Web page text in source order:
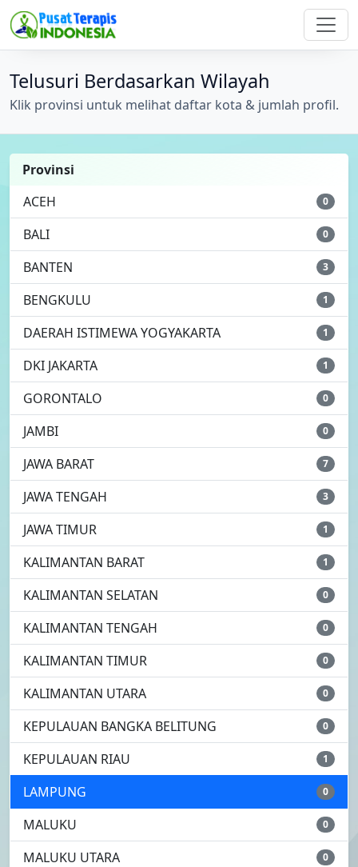
Telusuri Berdasarkan Wilayah
Klik provinsi untuk melihat daftar kota & jumlah profil.
Provinsi
ACEH
0
BALI 0
BANTEN 3
BENGKULU 1
DAERAH ISTIMEWA YOGYAKARTA 1
DKI JAKARTA 1
GORONTALO 0
JAMBI 0
JAWA BARAT 7
JAWA TENGAH 3
JAWA TIMUR 1
KALIMANTAN BARAT 1
KALIMANTAN SELATAN 0
KALIMANTAN TENGAH 0
KALIMANTAN TIMUR 0
KALIMANTAN UTARA 0
KEPULAUAN BANGKA BELITUNG 0
KEPULAUAN RIAU 1
LAMPUNG 0
MALUKU 0
MALUKU UTARA 0